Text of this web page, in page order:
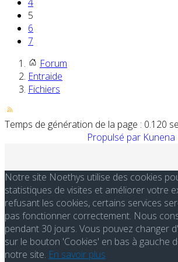
5
6
7
Forum
Entraide
Fichiers
Temps de génération de la page : 0.120
Propulsé par Kunena
Notre site Noethys utilise des cookies
statistiques de visites et améliorer votre
refusant les cookies, certains services
pas fonctionner correctement. Nous
pendant 30 jours. Vous pouvez changer
sur le bouton 'Cookies' en bas à gauche
notre site. En savoir plus